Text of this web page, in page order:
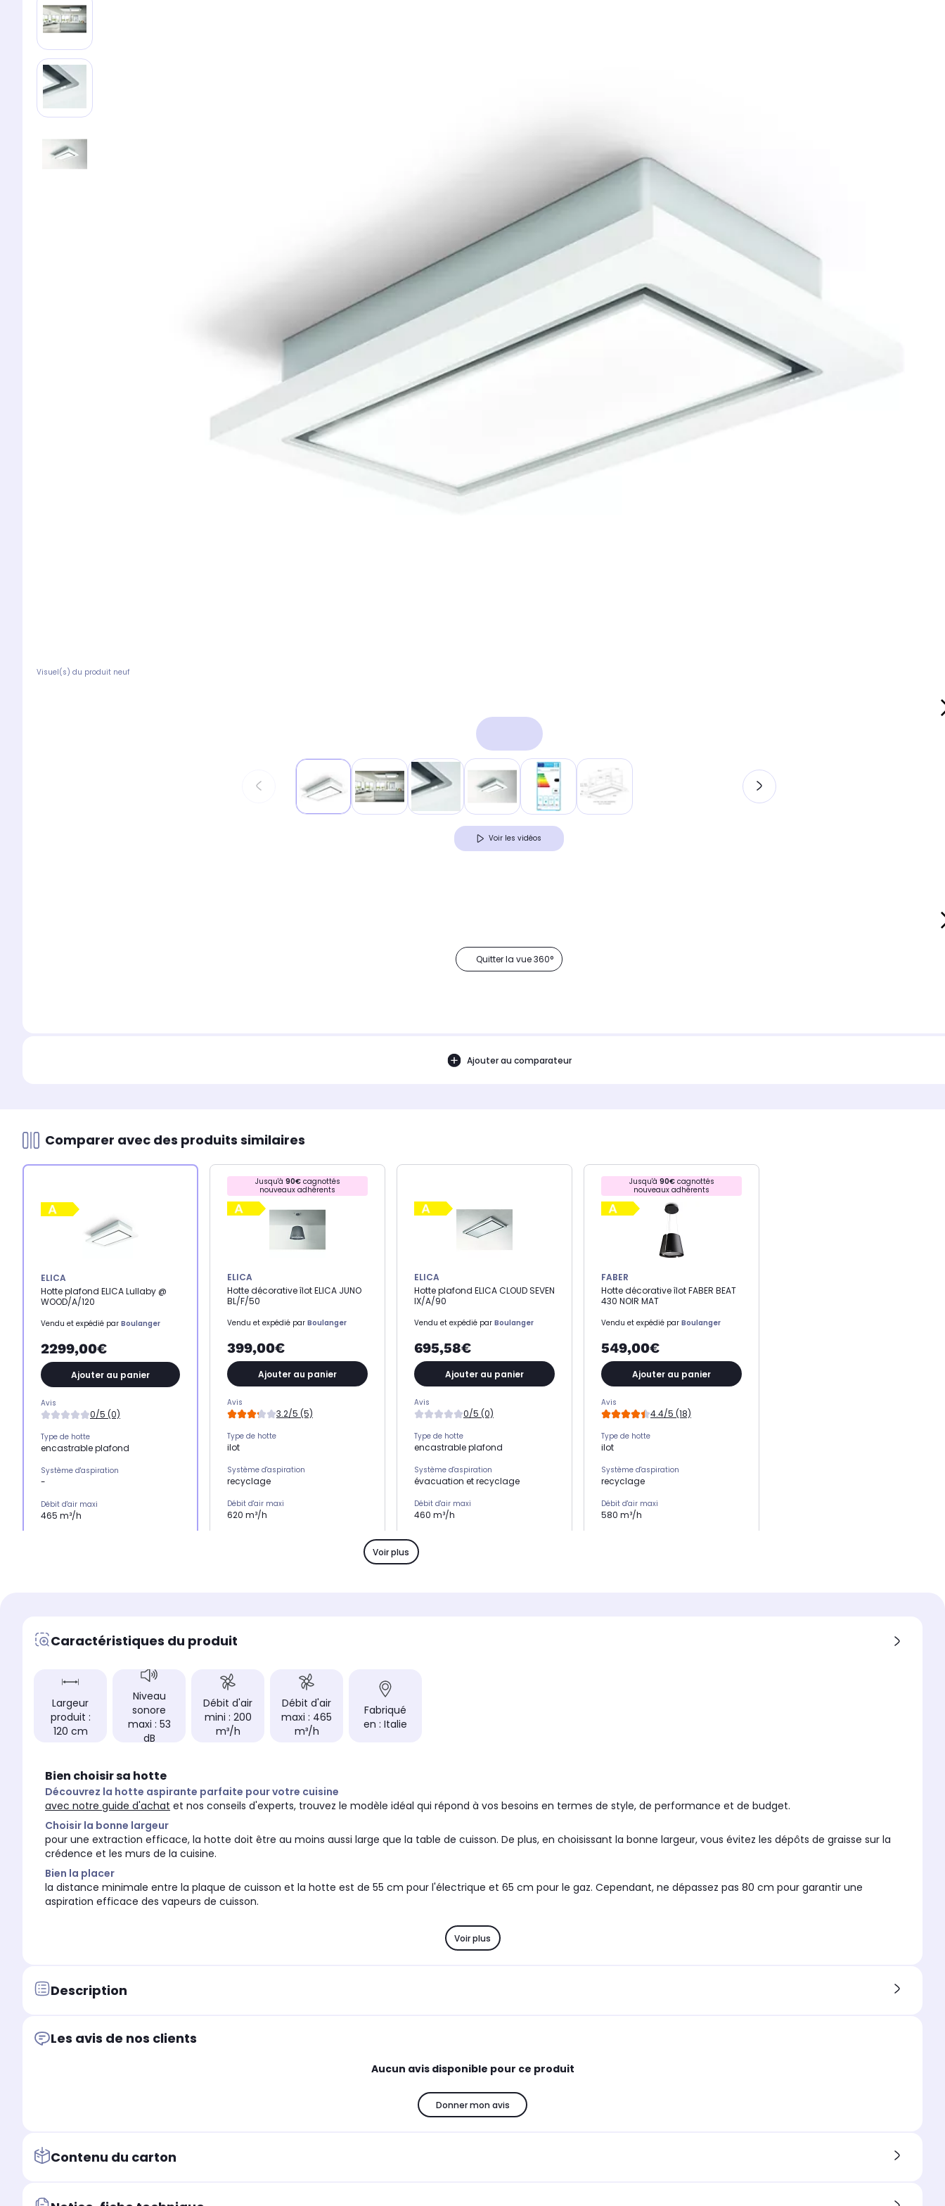
Visuel(s) du produit neuf
Voir les vidéos
Quitter la vue 360°
Ajouter au comparateur
Comparer avec des produits similaires
ELICA
Hotte plafond ELICA Lullaby @
WOOD/A/120
Vendu et expédié par Boulanger
2299,00€
Ajouter au panier
Avis
0/5 (0)
Type de hotte
encastrable plafond
Système d'aspiration
-
Débit d'air maxi
465 m³/h
Nombre de filtre à graisse
Fabriqué en
Italie
Jusqu'à 90€cagnottés
nouveaux adhérents
ELICA
Hotte décorative îlot ELICA JUNO
BL/F/50
Vendu et expédié par Boulanger
399,00€
Ajouter au panier
Avis
3.2/5 (5)
Type de hotte
ilot
Système d'aspiration
recyclage
Débit d'air maxi
620 m³/h
Nombre de filtre à graisse
Nombre de filtre à charbon
1
Fabriqué en
Italie
ELICA
Hotte plafond ELICA CLOUD SEVEN
IX/A/90
Vendu et expédié par Boulanger
695,58€
Ajouter au panier
Avis
0/5 (0)
Type de hotte
encastrable plafond
Système d'aspiration
évacuation et recyclage
Débit d'air maxi
460 m³/h
60 dB
Jusqu'à 90€cagnottés
nouveaux adhérents
FABER
Hotte décorative îlot FABER BEAT
430 NOIR MAT
Vendu et expédié par Boulanger
549,00€
Ajouter au panier
Avis
4.4/5 (18)
Type de hotte
ilot
Système d'aspiration
recyclage
Débit d'air maxi
580 m³/h
Voir plus
Caractéristiques du produit
Largeur
produit :
120 cm
Niveau
sonore
maxi : 53
dB
Débit d'air
mini : 200
m³/h
Débit d'air
maxi : 465
m³/h
Fabriqué
en : Italie
Bien choisir sa hotte
Découvrez la hotte aspirante parfaite pour votre cuisine
avec notre guide d'achat et nos conseils d'experts, trouvez le modèle idéal qui répond à vos besoins en termes de style, de performance et de budget.
Choisir la bonne largeur
pour une extraction efficace, la hotte doit être au moins aussi large que la table de cuisson. De plus, en choisissant la bonne largeur, vous évitez les dépôts de graisse sur la
crédence et les murs de la cuisine.
Bien la placer
la distance minimale entre la plaque de cuisson et la hotte est de 55 cm pour l'électrique et 65 cm pour le gaz. Cependant, ne dépassez pas 80 cm pour garantir une
aspiration efficace des vapeurs de cuisson.
Voir plus
Description
Les avis de nos clients
Aucun avis disponible pour ce produit
Donner mon avis
Contenu du carton